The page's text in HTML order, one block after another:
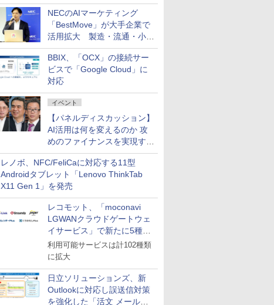
化サービスを提供
NECのAIマーケティング
「BestMove」が大手企業で
活用拡大 製造・流通・小売
企業・広告代理店などが実装
フェーズへ
BBIX、「OCX」の接続サー
ビスで「Google Cloud」に
対応
イベント
【パネルディスカッション】
AI活用は何を変えるのか 攻
めのファイナンスを実現する
業務設計とマインドセット変
革
レノボ、NFC/FeliCaに対応する11型
Androidタブレット「Lenovo ThinkTab
X11 Gen 1」を発売
レコモット、「moconavi
LGWANクラウドゲートウェ
イサービス」で新たに5種類
のサービスと連携開始
利用可能サービスは計102種類
に拡大
日立ソリューションズ、新
Outlookに対応し誤送信対策
を強化した「活文 メール誤